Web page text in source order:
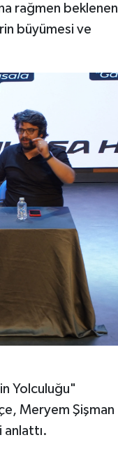
rağmen beklenen
büyümesi ve
Yolculuğu"
Meryem Şişman